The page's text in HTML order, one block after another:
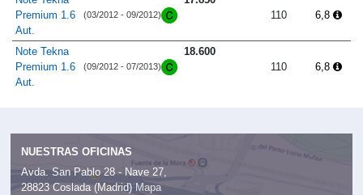
Premium 1.6
Aut.
(03/2012 - 09/2012)
110
6,8
Note Tekna
Premium 1.6
Aut.
(09/2012 - 07/2013)
18.600
110
6,8
NUESTRAS OFICINAS
Avda. San Pablo 28 - Nave 27,
28823 Coslada (Madrid) Mapa